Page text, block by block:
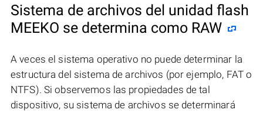
Sistema de archivos del unidad flash
MEEKO se determina como RAW
A veces el sistema operativo no puede determinar la
estructura del sistema de archivos (por ejemplo, FAT o
NTFS). Si observemos las propiedades de tal
dispositivo, su sistema de archivos se determinará